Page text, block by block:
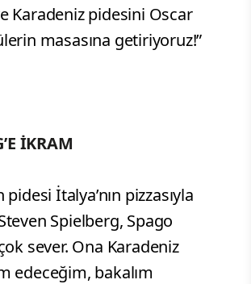
Karadeniz pidesini Oscar
masasına getiriyoruz!”
İKRAM
pidesi İtalya’nın pizzasıyla
Spielberg, Spago
sever. Ona Karadeniz
edeceğim, bakalım